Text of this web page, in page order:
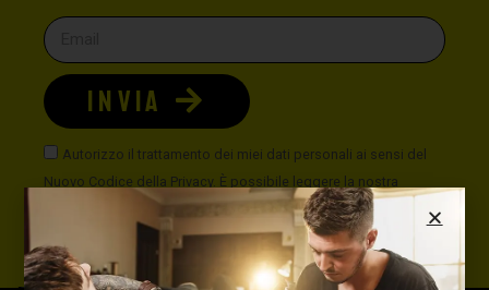
Autorizzo il trattamento dei miei dati personali ai sensi del
Nuovo Codice della Privacy. È possibile leggere la nostra
INVIA